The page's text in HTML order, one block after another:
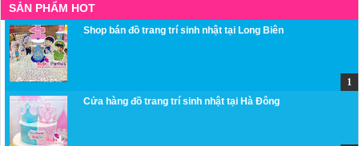
SẢN PHẨM HOT
Shop bán đồ trang trí sinh nhật tại Long Biên
Cửa hàng đồ trang trí sinh nhật tại Hà Đông